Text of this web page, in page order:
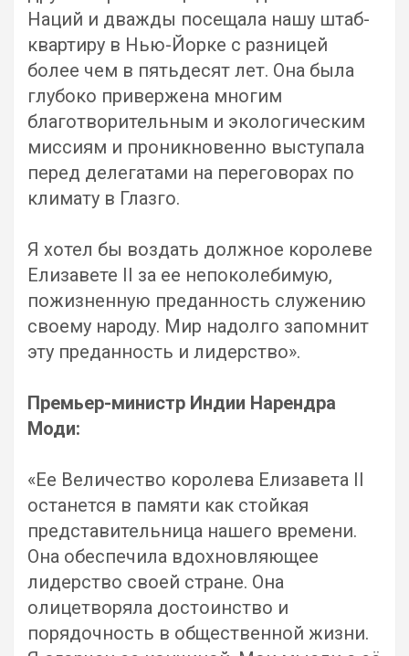
Наций и дважды посещала нашу штаб-
квартиру в Нью-Йорке с разницей
более чем в пятьдесят лет. Она была
глубоко привержена многим
благотворительным и экологическим
миссиям и проникновенно выступала
перед делегатами на переговорах по
климату в Глазго.
Я хотел бы воздать должное королеве
Елизавете II за ее непоколебимую,
пожизненную преданность служению
своему народу. Мир надолго запомнит
эту преданность и лидерство».
Премьер-министр Индии Нарендра
Моди:
«Ее Величество королева Елизавета II
останется в памяти как стойкая
представительница нашего времени.
Она обеспечила вдохновляющее
лидерство своей стране. Она
олицетворяла достоинство и
порядочность в общественной жизни.